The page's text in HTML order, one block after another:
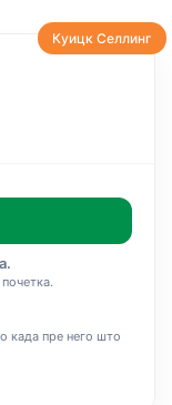
Куицк Селлинг
када пре него што